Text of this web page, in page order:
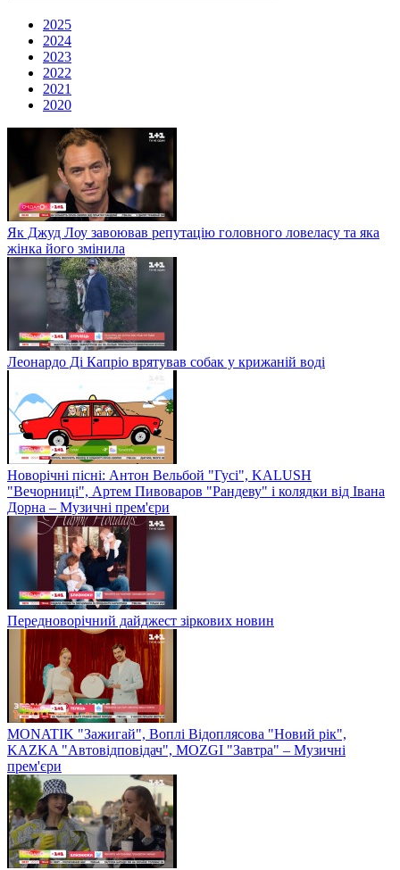
2025
2024
2023
2022
2021
2020
Як Джуд Лоу завоював репутацію головного ловеласу та яка
жінка його змінила
Леонардо Ді Капріо врятував собак у крижаній воді
Новорічні пісні: Антон Вельбой "Гусі", KALUSH
"Вечорниці", Артем Пивоваров "Рандеву" і колядки від Івана
Дорна – Музичні прем'єри
Передноворічний дайджест зіркових новин
MONATIK "Зажигай", Воплі Відоплясова "Новий рік",
KAZKA "Автовідповідач", MOZGI "Завтра" – Музичні
прем'єри